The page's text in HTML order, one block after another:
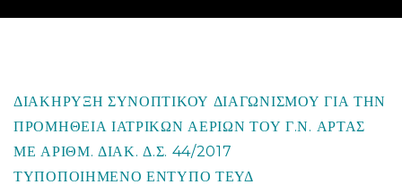
ΔΙΑΚΗΡΥΞΗ ΣΥΝΟΠΤΙΚΟΥ ΔΙΑΓΩΝΙΣΜΟΥ ΓΙΑ ΤΗΝ
ΠΡΟΜΗΘΕΙΑ ΙΑΤΡΙΚΩΝ ΑΕΡΙΩΝ ΤΟΥ Γ.Ν. ΑΡΤΑΣ
ΜΕ ΑΡΙΘΜ. ΔΙΑΚ. Δ.Σ. 44/2017
ΤΥΠΟΠΟΙΗΜΕΝΟ ΕΝΤΥΠΟ ΤΕΥΔ